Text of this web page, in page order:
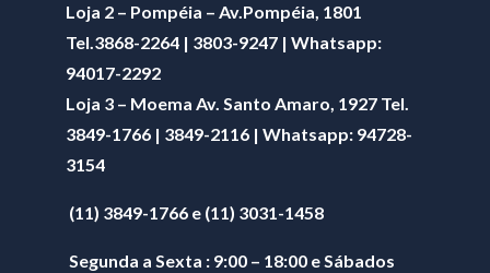
Loja 2 – Pompéia – Av.Pompéia, 1801
Tel.3868-2264 | 3803-9247 | Whatsapp:
94017-2292
Loja 3 – Moema Av. Santo Amaro, 1927 Tel.
3849-1766 | 3849-2116 | Whatsapp: 94728-
3154
(11) 3849-1766 e (11) 3031-1458
Segunda a Sexta : 9:00 – 18:00 e Sábados